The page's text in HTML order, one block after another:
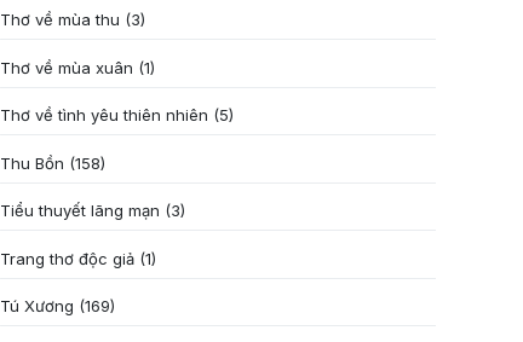
Thơ về mùa thu (3)
Thơ về mùa xuân (1)
Thơ về tình yêu thiên nhiên (5)
Thu Bồn (158)
Tiểu thuyết lãng mạn (3)
Trang thơ độc giả (1)
Tú Xương (169)